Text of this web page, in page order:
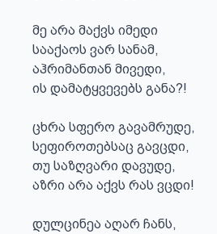
მე არა მაქვს იმედი
სააქაოს ვარ სანამ,
აჰრიმანთან მივედი,
ის დამატყვევებს განა?!
ცხრა სფერო გავამრუდე,
სეფიროთებსაც გავცდი,
თუ საზღვარი დავუდე,
აზრი არა აქვს რას ვცდი!
დულცინეა აღარ ჩანს,